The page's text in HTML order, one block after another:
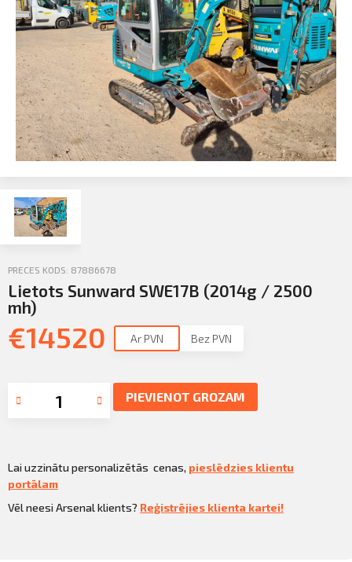
Sazināties
Iziet
PIETEIKTIES
PRECES KODS: 87886678
Lietots Sunward SWE17B (2014g / 2500
mh)
€14520 Ar PVN Bez PVN
PIEVIENOT GROZAM
Lai uzzinātu personalizētās cenas, pieslēdzies klientu
portālam
Vēl neesi Arsenal klients? Reģistrējies klienta kartei!